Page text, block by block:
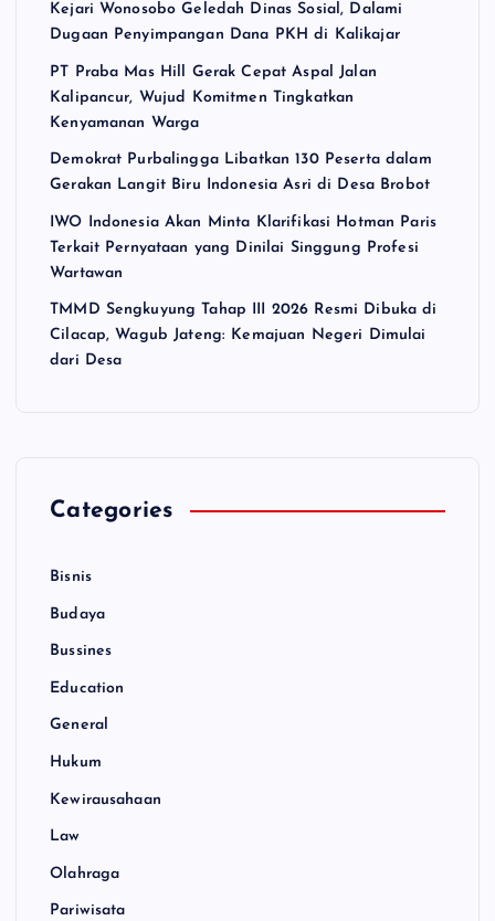
Kejari Wonosobo Geledah Dinas Sosial, Dalami
Dugaan Penyimpangan Dana PKH di Kalikajar
PT Praba Mas Hill Gerak Cepat Aspal Jalan
Kalipancur, Wujud Komitmen Tingkatkan
Kenyamanan Warga
Demokrat Purbalingga Libatkan 130 Peserta dalam
Gerakan Langit Biru Indonesia Asri di Desa Brobot
IWO Indonesia Akan Minta Klarifikasi Hotman Paris
Terkait Pernyataan yang Dinilai Singgung Profesi
Wartawan
TMMD Sengkuyung Tahap III 2026 Resmi Dibuka di
Cilacap, Wagub Jateng: Kemajuan Negeri Dimulai
dari Desa
Categories
Bisnis
Budaya
Bussines
Education
General
Hukum
Kewirausahaan
Law
Olahraga
Pariwisata